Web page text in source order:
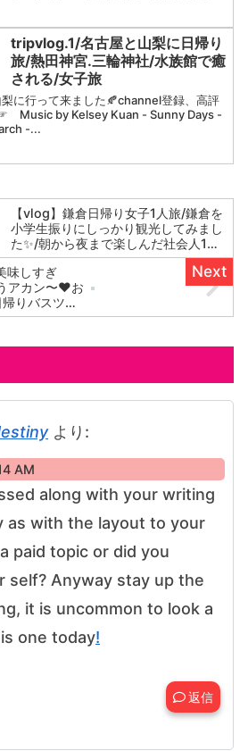
tripvlog.1/名古屋と山梨に日帰り
旅/熱田神宮.三輪神社/水族館で癒
される/女子旅
に行って来ました🍂channel登録、高評
Music by Kelsey Kuan - Sunny Days -
-...
【vlog】鎌倉日帰り女子1人旅/鎌倉を
小学生振りにしっかり観光してみまし
た✨/朝から夜まで楽しんだ社会人1人
旅
味しすぎ
アカン〜❤お
りバスツア
より:
AM
along with your writing
as with the layout to your
paid topic or did you
self? Anyway stay up the
it is uncommon to look a
one today!
返信